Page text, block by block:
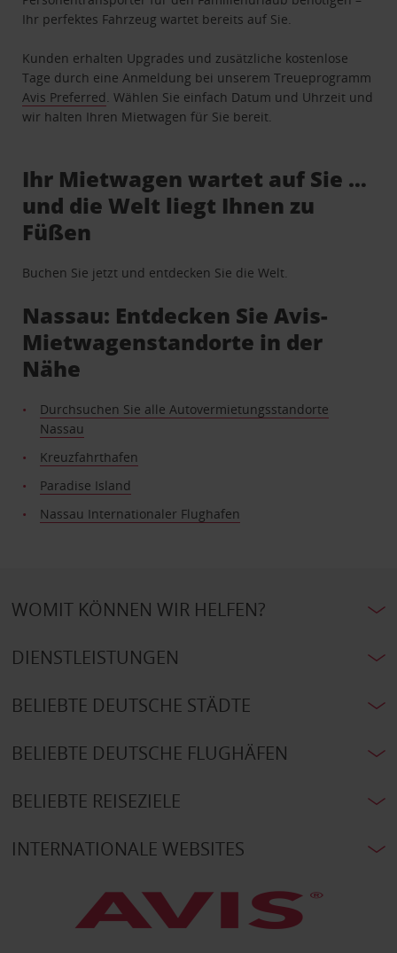
Ihr perfektes Fahrzeug wartet bereits auf Sie.
Kunden erhalten Upgrades und zusätzliche kostenlose
Tage durch eine Anmeldung bei unserem Treueprogramm
Avis Preferred . Wählen Sie einfach Datum und Uhrzeit und
wir halten Ihren Mietwagen für Sie bereit.
Ihr Mietwagen wartet auf Sie …
und die Welt liegt Ihnen zu
Füßen
Buchen Sie jetzt und entdecken Sie die Welt.
Nassau: Entdecken Sie Avis-
Mietwagenstandorte in der
Nähe
Durchsuchen Sie alle Autovermietungsstandorte
Nassau
Kreuzfahrthafen
Paradise Island
Nassau Internationaler Flughafen
WOMIT KÖNNEN WIR HELFEN?
DIENSTLEISTUNGEN
BELIEBTE DEUTSCHE STÄDTE
BELIEBTE DEUTSCHE FLUGHÄFEN
BELIEBTE REISEZIELE
INTERNATIONALE WEBSITES